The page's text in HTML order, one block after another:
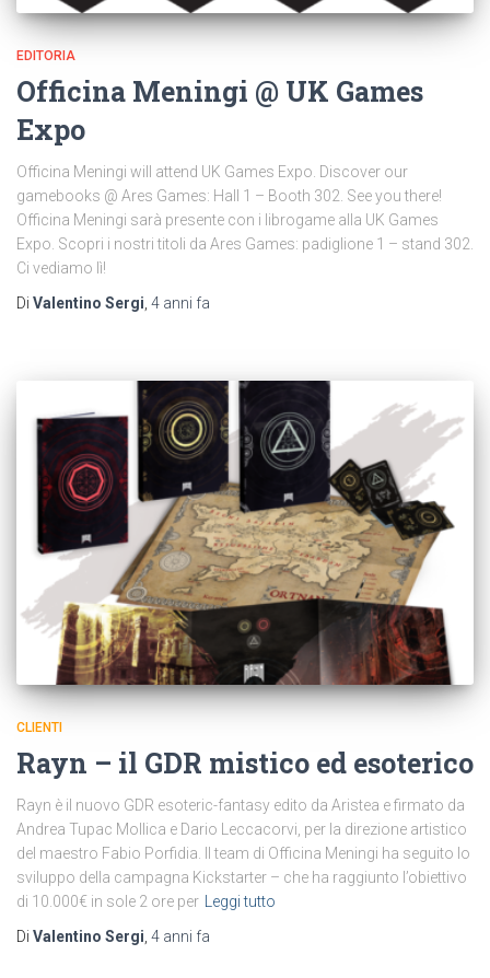
EDITORIA
Officina Meningi @ UK Games
Expo
Officina Meningi will attend UK Games Expo. Discover our
gamebooks @ Ares Games: Hall 1 – Booth 302. See you there!
Officina Meningi sarà presente con i librogame alla UK Games
Expo. Scopri i nostri titoli da Ares Games: padiglione 1 – stand 302.
Ci vediamo lì!
Di Valentino Sergi 4 anni fa
CLIENTI
Rayn – il GDR mistico ed esoterico
Rayn è il nuovo GDR esoteric-fantasy edito da Aristea e firmato da
Andrea Tupac Mollica e Dario Leccacorvi, per la direzione artistico
del maestro Fabio Porfidia. Il team di Officina Meningi ha seguito lo
sviluppo della campagna Kickstarter – che ha raggiunto l’obiettivo
di 10.000€ in sole 2 ore per Leggi tutto
Di Valentino Sergi, 4 anni fa